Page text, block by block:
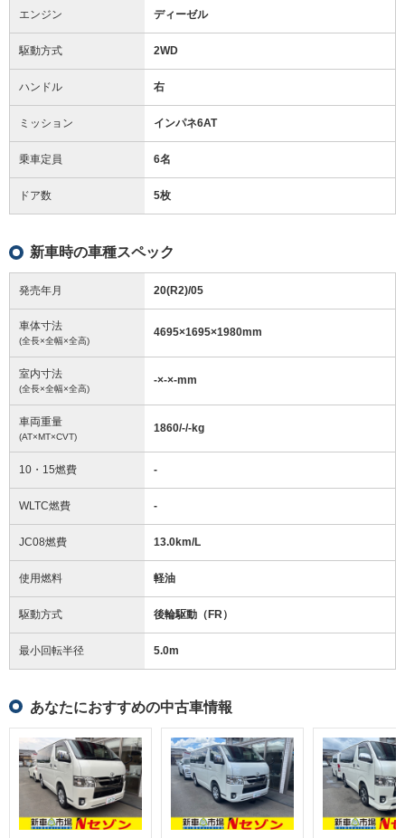
エンジン ディーゼル
駆動方式 2WD
ハンドル 右
ミッション インパネ6AT
乗車定員 6名
ドア数 5枚
新車時の車種スペック
発売年月 20(R2)/05
車体寸法
(全長×全幅×全高)
4695×1695×1980mm
室内寸法
(全長×全幅×全高)
-×-×-mm
車両重量
(AT×MT×CVT)
1860/-/-kg
10・15燃費 -
WLTC燃費 -
JC08燃費 13.0km/L
使用燃料 軽油
駆動方式 後輪駆動（FR）
最小回転半径 5.0m
あなたにおすすめの中古車情報